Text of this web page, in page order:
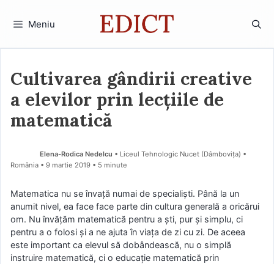
Meniu
Cultivarea gândirii creative
a elevilor prin lecțiile de
matematică
Elena-Rodica Nedelcu • Liceul Tehnologic Nucet (Dâmboviţa) •
România
9 martie 2019 • 5 minute
Matematica nu se învață numai de specialiști. Până la un
anumit nivel, ea face face parte din cultura generală a oricărui
om. Nu învățăm matematică pentru a ști, pur și simplu, ci
pentru a o folosi și a ne ajuta în viața de zi cu zi. De aceea
este important ca elevul să dobândească, nu o simplă
instruire matematică, ci o educație matematică prin